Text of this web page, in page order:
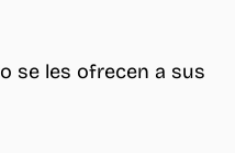
se les ofrecen a sus